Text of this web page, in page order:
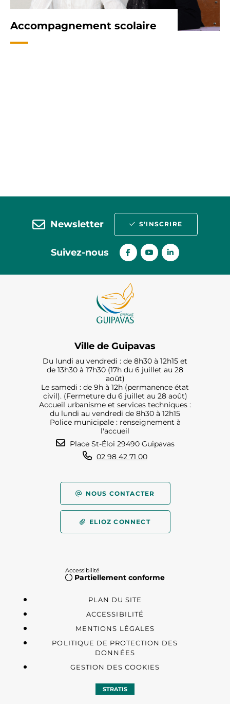
Accompagnement scolaire
Newsletter S’INSCRIRE
Suivez-nous
Ville de Guipavas
Du lundi au vendredi : de 8h30 à 12h15 et
de 13h30 à 17h30 (17h du 6 juillet au 28
août)
Le samedi : de 9h à 12h (permanence état
civil). (Fermeture du 6 juillet au 28 août)
Accueil urbanisme et services techniques :
du lundi au vendredi de 8h30 à 12h15
Police municipale : renseignement à
l'accueil
Place St-Éloi 29490 Guipavas
02 98 42 71 00
NOUS CONTACTER
ELIOZ CONNECT
Accessibilité
Partiellement conforme
PLAN DU SITE
ACCESSIBILITÉ
MENTIONS LÉGALES
POLITIQUE DE PROTECTION DES
DONNÉES
GESTION DES COOKIES
STRATIS